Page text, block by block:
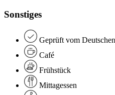
Sonstiges
Geprüft vom
Café
Frühstück
Mittagessen